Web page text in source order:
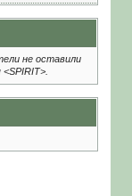
не оставили